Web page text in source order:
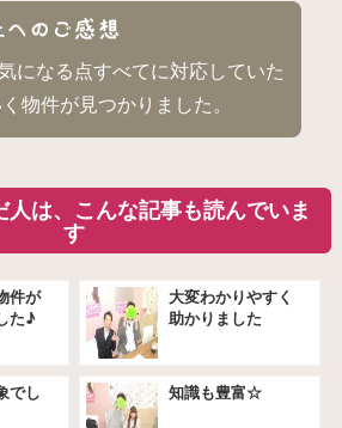
になる点すべてに対応していた
物件が見つかりました。
人は、こんな記事も読んでいま
す
件が
た♪
大変わかりやすく
助かりました
でし
知識も豊富☆